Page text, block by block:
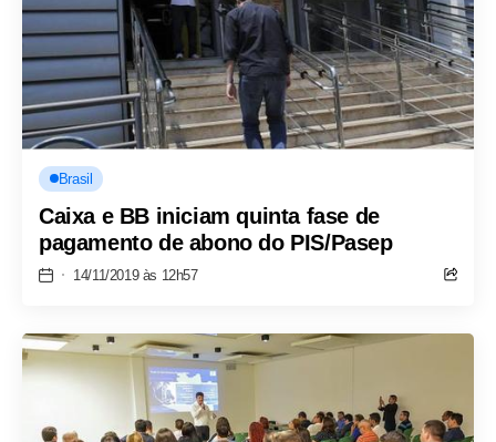
Brasil
Caixa e BB iniciam quinta fase de
pagamento de abono do PIS/Pasep
14/11/2019 às 12h57